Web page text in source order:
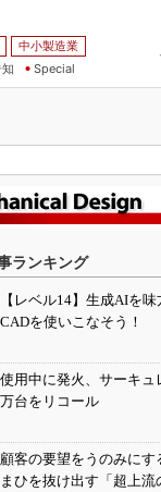
中小製造業
Special
ランキング
【レベル14】生成AIを
CADを使いこなそう！
使用中に発火、サーキュ
万台をリコール
顧客の要望をうのみに
まひを抜け出す「超上流